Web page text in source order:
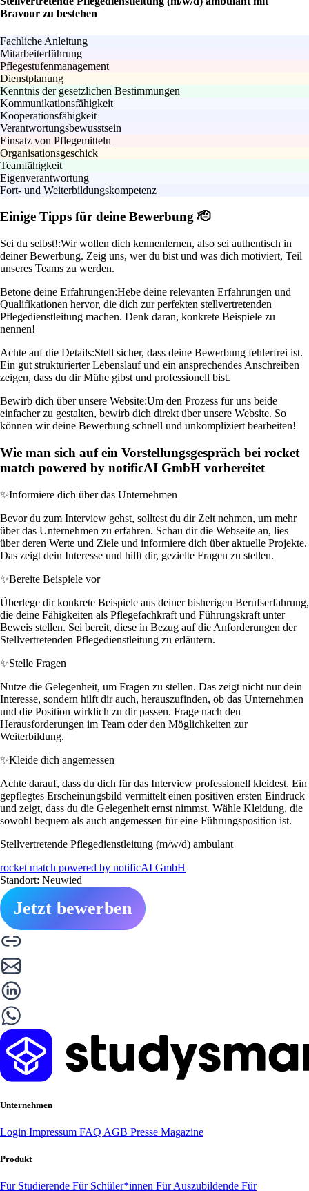
Bravour zu bestehen
Fachliche Anleitung
Mitarbeiterführung
Pflegestufenmanagement
Dienstplanung
Kenntnis der gesetzlichen Bestimmungen
Kommunikationsfähigkeit
Kooperationsfähigkeit
Verantwortungsbewusstsein
Einsatz von Pflegemitteln
Organisationsgeschick
Teamfähigkeit
Eigenverantwortung
Fort- und Weiterbildungskompetenz
Einige Tipps für deine Bewerbung 🫡
Sei du selbst!:Wir wollen dich kennenlernen, also sei authentisch in
deiner Bewerbung. Zeig uns, wer du bist und was dich motiviert, Teil
unseres Teams zu werden.
Betone deine Erfahrungen:Hebe deine relevanten Erfahrungen und
Qualifikationen hervor, die dich zur perfekten stellvertretenden
Pflegedienstleitung machen. Denk daran, konkrete Beispiele zu
nennen!
Achte auf die Details:Stell sicher, dass deine Bewerbung fehlerfrei ist.
Ein gut strukturierter Lebenslauf und ein ansprechendes Anschreiben
zeigen, dass du dir Mühe gibst und professionell bist.
Bewirb dich über unsere Website:Um den Prozess für uns beide
einfacher zu gestalten, bewirb dich direkt über unsere Website. So
können wir deine Bewerbung schnell und unkompliziert bearbeiten!
Wie man sich auf ein Vorstellungsgespräch bei rocket
match powered by notificAI GmbH vorbereitet
✨Informiere dich über das Unternehmen
Bevor du zum Interview gehst, solltest du dir Zeit nehmen, um mehr
über das Unternehmen zu erfahren. Schau dir die Webseite an, lies
über deren Werte und Ziele und informiere dich über aktuelle Projekte.
Das zeigt dein Interesse und hilft dir, gezielte Fragen zu stellen.
✨Bereite Beispiele vor
Überlege dir konkrete Beispiele aus deiner bisherigen Berufserfahrung,
die deine Fähigkeiten als Pflegefachkraft und Führungskraft unter
Beweis stellen. Sei bereit, diese in Bezug auf die Anforderungen der
Stellvertretenden Pflegedienstleitung zu erläutern.
✨Stelle Fragen
Nutze die Gelegenheit, um Fragen zu stellen. Das zeigt nicht nur dein
Interesse, sondern hilft dir auch, herauszufinden, ob das Unternehmen
und die Position wirklich zu dir passen. Frage nach den
Herausforderungen im Team oder den Möglichkeiten zur
Weiterbildung.
✨Kleide dich angemessen
Achte darauf, dass du dich für das Interview professionell kleidest. Ein
gepflegtes Erscheinungsbild vermittelt einen positiven ersten Eindruck
und zeigt, dass du die Gelegenheit ernst nimmst. Wähle Kleidung, die
sowohl bequem als auch angemessen für eine Führungsposition ist.
Stellvertretende Pflegedienstleitung (m/w/d) ambulant
rocket match powered by notificAI GmbH
Standort: Neuwied
Jetzt bewerben
Unternehmen
Login Impressum FAQ AGB Presse Magazine
Produkt
Für Studierende Für Schüler*innen Für Auszubildende Für